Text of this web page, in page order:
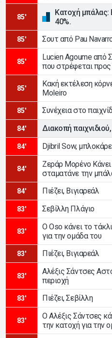
85'
Κατοχή μπάλας:
40%.
85' Σουτ από Pau
85'
Lucien Agoume από
που στρέφεται προς
85'
Κακή εκτέλεση
Moleiro
85' Συνέχεια στο
84' Διακοπή
84' Djibril Sow,
84'
Ζεράρ Μορένο
σταματάνε την
84' Πιέζει, Βιγιαρεάλ
83' Σεβίλλη Πλάγιο
83'
Ο Oso κάνει το
για την ομάδα του
83' Πιέζει, Βιγιαρεάλ
83'
Αλέξις Σάντσες
περιοχή
83' Πιέζει, Σεβίλλη
83'
Ο Αλέξις Σάντσες
την κατοχή για την